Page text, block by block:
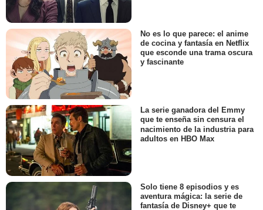
No es lo que parece: el anime
de cocina y fantasía en Netflix
que esconde una trama oscura
y fascinante
La serie ganadora del Emmy
que te enseña sin censura el
nacimiento de la industria para
adultos en HBO Max
Solo tiene 8 episodios y es
aventura mágica: la serie de
fantasía de Disney+ que te